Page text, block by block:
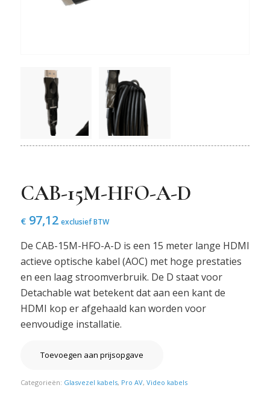
CAB-15M-HFO-A-D
€97,12 exclusief BTW
De CAB-15M-HFO-A-D is een 15 meter lange HDMI
actieve optische kabel (AOC) met hoge prestaties
en een laag stroomverbruik. De D staat voor
Detachable wat betekent dat aan een kant de
HDMI kop er afgehaald kan worden voor
eenvoudige installatie.
Toevoegen aan prijsopgave
Categorieën: Glasvezel kabels, Pro AV, Video kabels